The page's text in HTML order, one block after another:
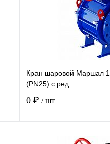
Кран шаровой Маршал
(PN25) с ред.
0 ₽ / шт